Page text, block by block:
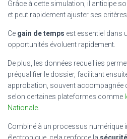
Grâce à cette simulation, il anticipe
et peut rapidement ajuster ses
Ce gain de temps est essentiel dans
opportunités évoluent rapidement.
De plus, les données recueillies
préqualifier le dossier, facilitant
approbation, souvent accompagnée
selon certaines plateformes comme
Nationale
Combiné à un processus numérique